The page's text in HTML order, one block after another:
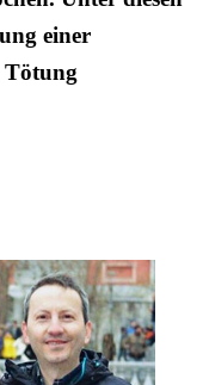
einer
Tötung